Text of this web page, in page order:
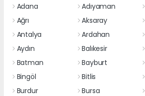
Adana Adıyaman
Ağrı
Aksaray
Antalya
Ardahan
Aydın
Balıkesir
Batman
Bayburt
Bingöl
Bitlis
Burdur
Bursa